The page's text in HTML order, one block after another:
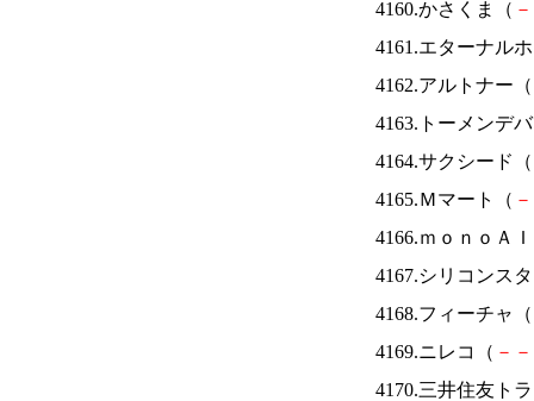
4160.かさくま（ －
4161.エターナル
4162.アルトナー（
4163.トーメンデ
4164.サクシード（
4165.Ｍマート（ －
4166.ｍｏｎｏＡ
4167.シリコンス
4168.フィーチャ（
4169.ニレコ（ － －
4170.三井住友ト